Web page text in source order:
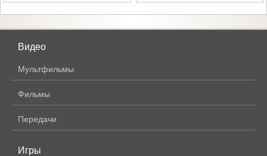
Видео
Мультфильмы
Фильмы
Передачи
Игры